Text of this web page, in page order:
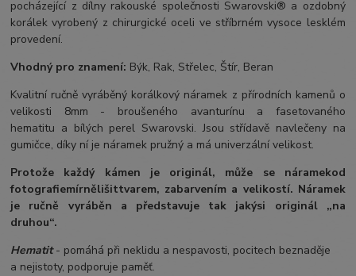
pocházející z dílny rakouské společnosti Swarovski® a ozdobný
korálek vyrobený z chirurgické oceli ve stříbrném vysoce lesklém
provedení.
Vhodný pro znamení: Býk, Rak, Střelec, Štír, Beran
Kvalitní ručně vyráběný korálkový náramek z přírodních kamenů o
velikosti 8mm - broušeného avanturínu a fasetovaného
hematitu a bílých perel Swarovski. Jsou střídavě navlečeny na
gumičce, díky ní je náramek pružný a má univerzální velikost.
Protože každý kámen je originál, může se náramekod
fotografiemírnělišittvarem, zabarvením a velikostí. Náramek
je ručně vyráběn a představuje tak jakýsi originál „na
druhou“.
Hematit- pomáhá při neklidu a nespavosti, pocitech beznaděje
a nejistoty, podporuje paměť.